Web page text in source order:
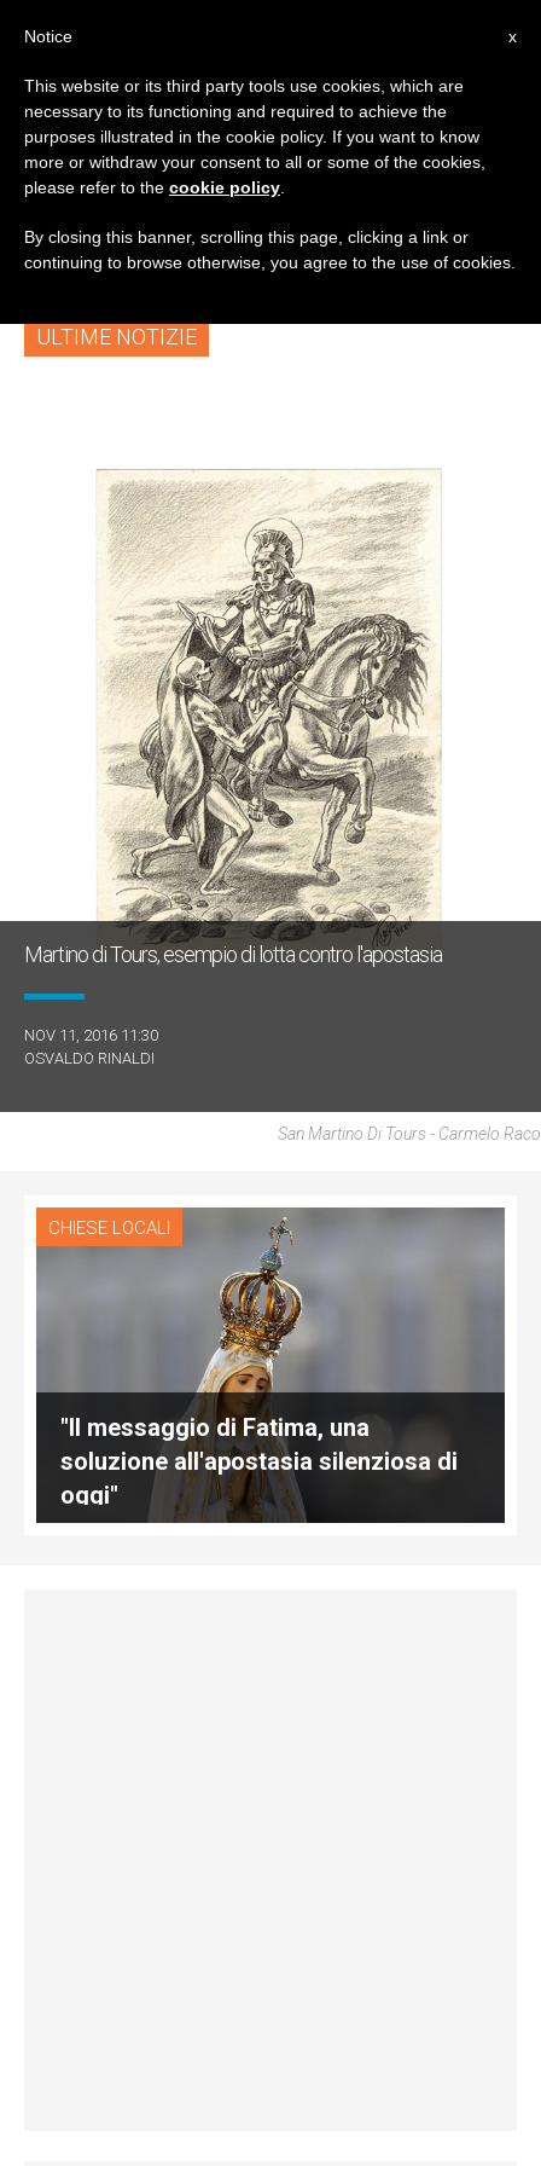
TAG
Posts Tagged
‘apostasia’
ULTIME NOTIZIE
Martino di Tours, esempio di lotta contro l'apostasia
NOV 11, 2016 11:30
OSVALDO RINALDI
San Martino Di Tours - Carmelo Raco
CHIESE LOCALI
"Il messaggio di Fatima, una
soluzione all'apostasia silenziosa di
oggi"
x
Notice
This website or its third party tools use cookies, which are
necessary to its functioning and required to achieve the
purposes illustrated in the cookie policy. If you want to know
more or withdraw your consent to all or some of the cookies,
please refer to the cookie policy
By closing this banner, scrolling this page, clicking a link or
continuing to browse otherwise, you agree to the use of cookies.